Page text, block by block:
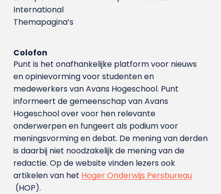
International
Themapagina’s
Colofon
Punt is het onafhankelijke platform voor nieuws
en opinievorming voor studenten en
medewerkers van Avans Hoge­school. Punt
informeert de gemeenschap van Avans
Hogeschool over voor hen relevante
onderwerpen en fungeert als podium voor
meningsvorming en debat. De mening van derden
is daarbij niet noodzakelijk de mening van de
redactie. Op de website vinden lezers ook
artikelen van het Hoger Onderwijs Persbureau
(HOP).